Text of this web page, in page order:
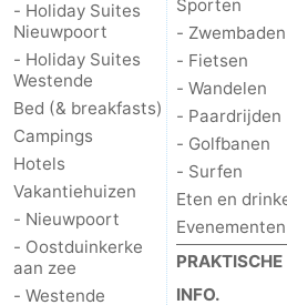
- Holiday Suites
Nieuwpoort
- Holiday Suites
Westende
Bed (& breakfasts)
Campings
Hotels
Vakantiehuizen
- Nieuwpoort
- Oostduinkerke
aan zee
- Westende
Sporten
- Zwembaden
- Fietsen
- Wandelen
- Paardrijden
- Golfbanen
- Surfen
Eten en
Evenementen
PRAKTISCHE
INFO.